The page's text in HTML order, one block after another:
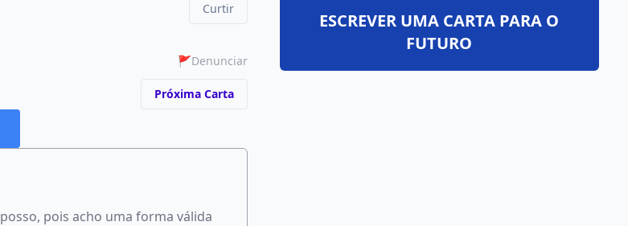
Curtir
🚩Denunciar
Próxima Carta
pois acho uma forma válida
ESCREVER UMA CARTA PARA O
FUTURO